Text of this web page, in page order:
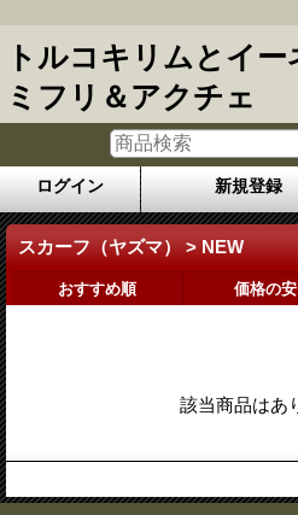
トルコキリムとイ
ミフリ＆アクチェ
ログイン 新規登録
スカーフ（ヤズマ） > NEW
おすすめ順 価格の
該当商品はあ